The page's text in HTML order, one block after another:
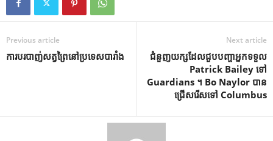
Previous article
ការបរបាញ់សត្វព្រៃនៅប្រទេសបារាំង
Next article
ជំនួញយក្សដែលជួបបញ្ហាអ្នកទទួល
Patrick Bailey ទៅ
Guardians ។ Bo Naylor បាន
ជ្រើសរើសទៅ Columbus